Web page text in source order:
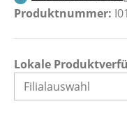
Produktnummer:
Lokale